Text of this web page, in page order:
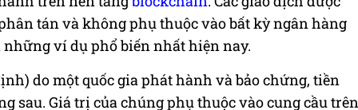
tán và không phụ thuộc vào bất kỳ ngân hàng
ví dụ phổ biến nhất hiện nay.
do một quốc gia phát hành và bảo chứng, tiền
sau. Giá trị của chúng phụ thuộc vào cung cầu trên